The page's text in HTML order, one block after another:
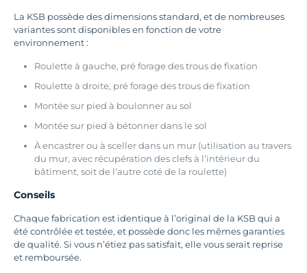
La KSB possède des dimensions standard, et de nombreuses
variantes sont disponibles en fonction de votre
environnement :
Roulette à gauche, pré forage des trous de fixation
Roulette à droite, pré forage des trous de fixation
Montée sur pied à boulonner au sol
Montée sur pied à bétonner dans le sol
À encastrer ou à sceller dans un mur (utilisation au travers
du mur, avec récupération des clefs à l’intérieur du
bâtiment, soit de l’autre coté de la roulette)
Conseils
Chaque fabrication est identique à l’original de la KSB qui a
été contrôlée et testée, et possède donc les mêmes garanties
de qualité. Si vous n’étiez pas satisfait, elle vous serait reprise
et remboursée.